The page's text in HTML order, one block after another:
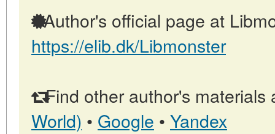
Author's official page at
https://elib.dk/Libmonster
Find other author's materials
World) • Google • Yandex